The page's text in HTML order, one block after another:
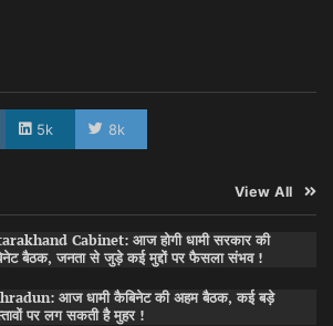
5k 8k
View All
Cabinet: आज होगी धामी सरकार की
बैठक, जनता से जुड़े कई मुद्दों पर फैसला संभव !
आज धामी कैबिनेट की अहम बैठक, कई बड़े
पर लग सकती है मुहर !